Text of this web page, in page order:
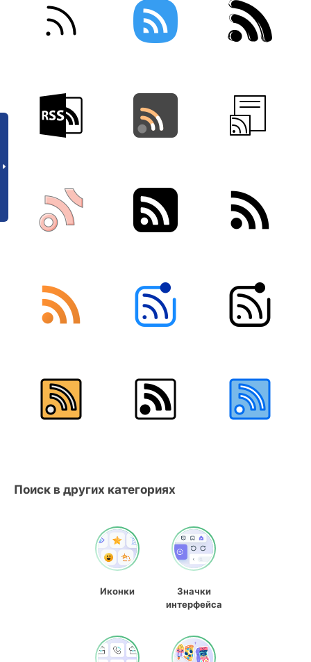
Поиск в других категориях
Иконки
Значки
интерфейса